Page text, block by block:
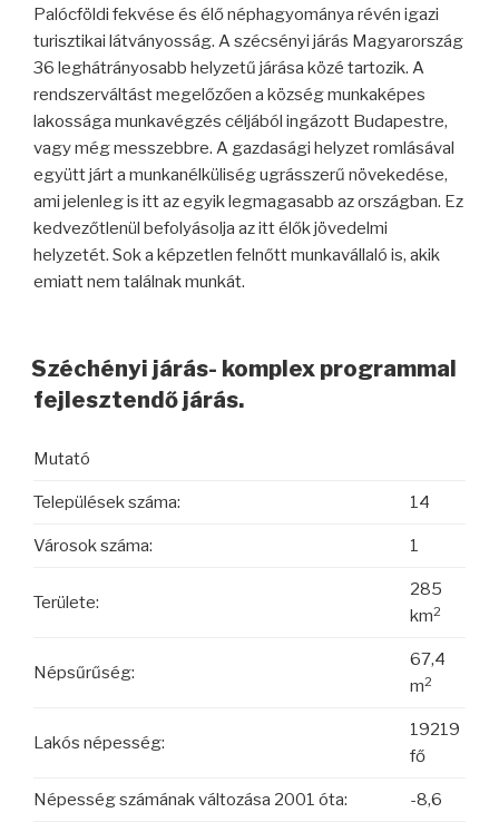
Palócföldi fekvése és élő néphagyománya révén igazi
turisztikai látványosság. A szécsényi járás Magyarország
36 leghátrányosabb helyzetű járása közé tartozik. A
rendszerváltást megelőzően a község munkaképes
lakossága munkavégzés céljából ingázott Budapestre,
vagy még messzebbre. A gazdasági helyzet romlásával
együtt járt a munkanélküliség ugrásszerű növekedése,
ami jelenleg is itt az egyik legmagasabb az országban. Ez
kedvezőtlenül befolyásolja az itt élők jövedelmi
helyzetét. Sok a képzetlen felnőtt munkavállaló is, akik
emiatt nem találnak munkát.
Széchényi járás- komplex programmal
fejlesztendő járás.
Mutató
Települések száma: 14
Városok száma: 1
Területe:
285
km2
Népsűrűség:
67,4
m2
Lakós népesség:
19219
fő
Népesség számának változása 2001 óta: -8,6